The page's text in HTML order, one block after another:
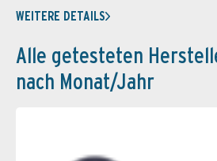
WEITERE DETAILS
Alle getesteten
nach Monat/Jahr